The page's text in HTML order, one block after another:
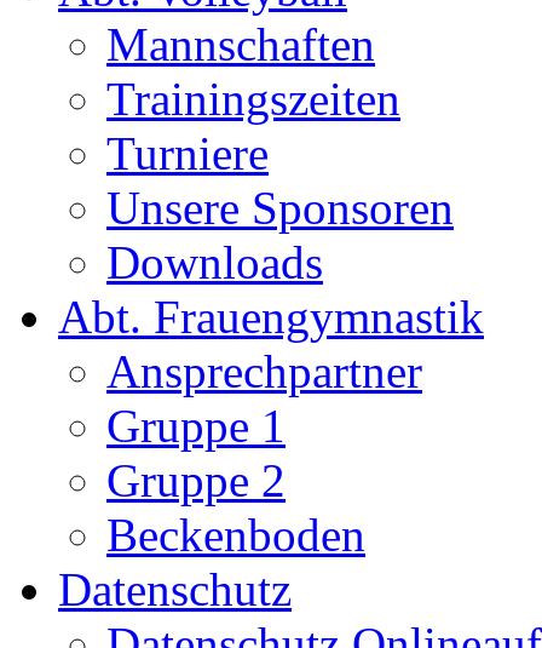
Mannschaften
Trainingszeiten
Turniere
Unsere Sponsoren
Downloads
Abt. Frauengymnastik
Ansprechpartner
Gruppe 1
Gruppe 2
Beckenboden
Datenschutz